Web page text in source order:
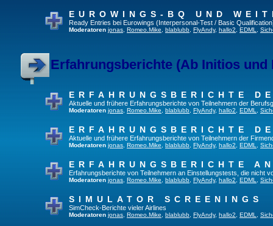
EUROWINGS-BQ UND
Ready Entries bei Eurowings (Interpersonal-Test / Basic
Moderatoren jonas Romeo.Mike blablubb FlyAndy, hallo2 EDML
Erfahrungsberichte (Ab Initios und
ERFAHRUNGSBERICHTE
Aktuelle und frühere Erfahrungsberichte von Teilnehmern der
Moderatoren jonas Romeo.Mike blablubb FlyAndy, hallo2 EDML
ERFAHRUNGSBERICHTE
Aktuelle und frühere Erfahrungsberichte von Teilnehmern der
Moderatoren jonas Romeo.Mike blablubb FlyAndy, hallo2 EDML
ERFAHRUNGSBERICHTE
Erfahrungsberichte von Teilnehmern an Einstellungstests, die nicht
Moderatoren jonas Romeo.Mike blablubb FlyAndy, hallo2 EDML
SIMULATOR SCREENINGS
SimCheck-Berichte vieler Airlines
Moderatoren jonas Romeo.Mike blablubb FlyAndy, hallo2 EDML